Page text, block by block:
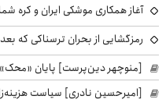
آغاز همکاری موشکی ایران و کره
رمزگشایی از بحران ترسناکی که
[منوچهر دین‌پرست] پایان «محک»
[امیرحسین نادری] سیاست